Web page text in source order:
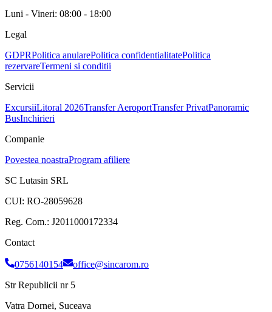
Luni - Vineri: 08:00 - 18:00
Legal
GDPRPolitica anularePolitica confidentialitatePolitica
rezervareTermeni si conditii
Servicii
ExcursiiLitoral 2026Transfer AeroportTransfer PrivatPanoramic
BusInchirieri
Companie
Povestea noastraProgram afiliere
SC Lutasin SRL
CUI: RO-28059628
Reg. Com.: J2011000172334
Contact
0756140154
office@sincarom.ro
Str Republicii nr 5
Vatra Dornei, Suceava